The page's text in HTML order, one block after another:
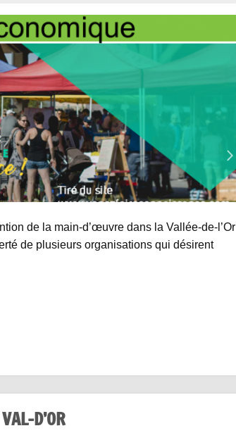
de la main-d’œuvre dans la Vallée-de-l’Or
de plusieurs organisations qui désirent
D’OR